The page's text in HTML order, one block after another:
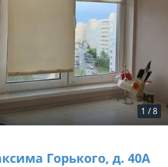
1 /8
Горького, д. 40А